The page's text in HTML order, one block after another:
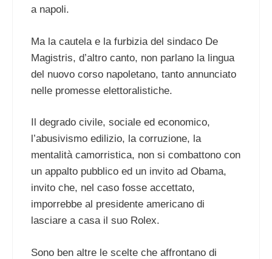
a napoli.
Ma la cautela e la furbizia del sindaco De
Magistris, d’altro canto, non parlano la lingua
del nuovo corso napoletano, tanto annunciato
nelle promesse elettoralistiche.
Il degrado civile, sociale ed economico,
l’abusivismo edilizio, la corruzione, la
mentalità camorristica, non si combattono con
un appalto pubblico ed un invito ad Obama,
invito che, nel caso fosse accettato,
imporrebbe al presidente americano di
lasciare a casa il suo Rolex.
Sono ben altre le scelte che affrontano di